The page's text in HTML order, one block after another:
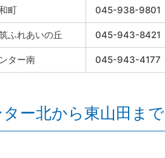
町 045-938-9801
ふれあいの丘 045-943-8421
ター南 045-943-4177
ー北から東山田まで